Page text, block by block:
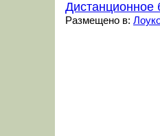
Дистанционное
Размещено в: